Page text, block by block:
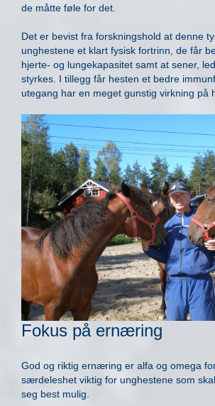
de måtte føle for det.
Det er bevist fra forskningshold at denne
unghestene et klart fysisk fortrinn, de får
hjerte- og lungekapasitet samt at sener,
styrkes. I tillegg får hesten et bedre
utegang har en meget gunstig virkning på
Fokus på ernæring
God og riktig ernæring er alfa og omega
særdeleshet viktig for unghestene som
seg best mulig.